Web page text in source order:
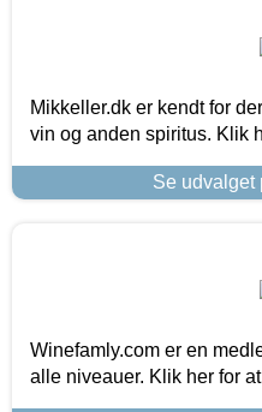
Mikkeller.dk er kendt for
vin og anden spiritus. Klik
Se udvalget
Winefamly.com er en
alle niveauer. Klik her for